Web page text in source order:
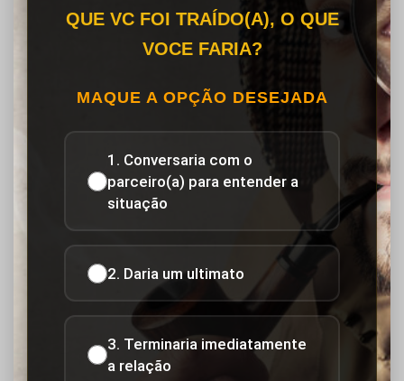
QUE VC FOI TRAÍDO(A), O QUE
VOCE FARIA?
MAQUE A OPÇÃO DESEJADA
1. Conversaria com o
parceiro(a) para entender a
situação
2. Daria um ultimato
3. Terminaria imediatamente
a relação